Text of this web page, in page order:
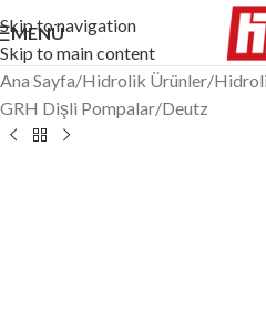
Skip to navigation
Skip to main content
MENÜ
Ana Sayfa/Hidrolik Ürünler/
GRH Dişli Pompalar/Deutz